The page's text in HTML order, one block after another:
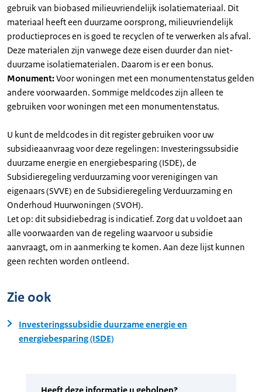
gebruik van biobased milieuvriendelijk isolatiemateriaal. Dit
materiaal heeft een duurzame oorsprong, milieuvriendelijk
productieproces en is goed te recyclen of te verwerken als afval.
Deze materialen zijn vanwege deze eisen duurder dan niet-
duurzame isolatiematerialen. Daarom is er een bonus.
Monument:Voor woningen met een monumentenstatus gelden
andere voorwaarden. Sommige meldcodes zijn alleen te
gebruiken voor woningen met een monumentenstatus.
U kunt de meldcodes in dit register gebruiken voor uw
subsidieaanvraag voor deze regelingen: Investeringssubsidie
duurzame energie en energiebesparing (ISDE), de
Subsidieregeling verduurzaming voor verenigingen van
eigenaars (SVVE) en de Subsidieregeling Verduurzaming en
Onderhoud Huurwoningen (SVOH).
Let op: dit subsidiebedrag is indicatief. Zorg dat u voldoet aan
alle voorwaarden van de regeling waarvoor u subsidie
aanvraagt, om in aanmerking te komen. Aan deze lijst kunnen
geen rechten worden ontleend.
Zie ook
Investeringssubsidie duurzame energie en
energiebesparing (ISDE)